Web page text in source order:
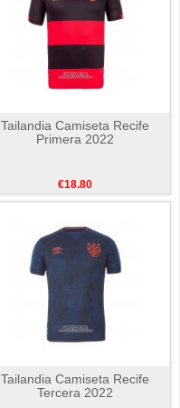
Tailandia Camiseta Recife
Primera 2022
€18.80
Tailandia Camiseta Recife
Tercera 2022